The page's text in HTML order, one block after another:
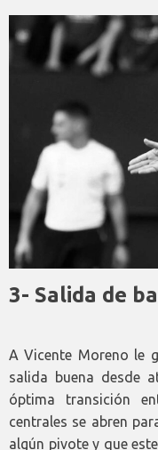
3- Salida de
A Vicente Moreno le
salida buena desde
óptima transición
centrales se abren
algún pivote y que